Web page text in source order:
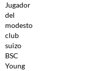
Jugador
del
modesto
club
suizo
BSC
Young